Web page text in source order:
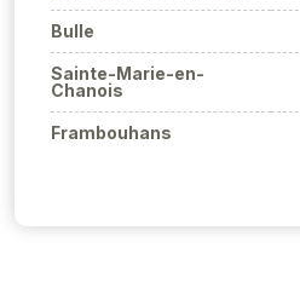
Bulle
Sainte-Marie-en-
Chanois
Frambouhans